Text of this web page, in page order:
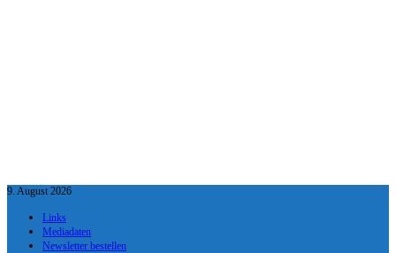
9. August 2026
Links
Mediadaten
Newsletter bestellen